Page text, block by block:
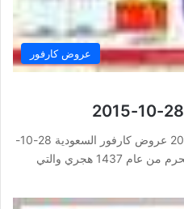
عروض كارفور
عروض كارفور السعودية 28-10-2015 عروض كارفور السعودية 28-10-
2015 اليوم الاربعاء الواقع في 15 محرم من عام 1437 هجري والتي